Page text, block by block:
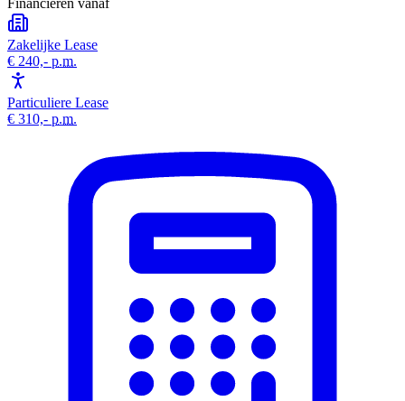
Zakelijke Lease
€ 240,- p.m.
Particuliere Lease
€ 310,- p.m.